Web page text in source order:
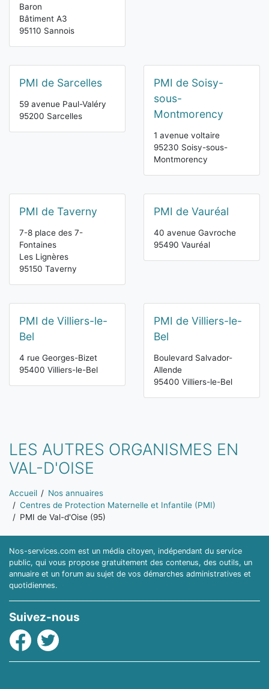
Baron
Bâtiment A3
95110 Sannois
PMI de Sarcelles
59 avenue Paul-Valéry
95200 Sarcelles
PMI de Soisy-
sous-
Montmorency
1 avenue voltaire
95230 Soisy-sous-
Montmorency
PMI de Taverny
7-8 place des 7-
Fontaines
Les Lignères
95150 Taverny
PMI de Vauréal
40 avenue Gavroche
95490 Vauréal
PMI de Villiers-le-
Bel
4 rue Georges-Bizet
95400 Villiers-le-Bel
PMI de Villiers-le-
Bel
Boulevard Salvador-
Allende
95400 Villiers-le-Bel
LES AUTRES ORGANISMES EN
VAL-D'OISE
Vous êtes ici:
Accueil
Nos annuaires
Centres de Protection Maternelle et Infantile (PMI)
PMI de Val-d'Oise (95)
Nos-services.com est un média citoyen, indépendant du service
public, qui vous propose gratuitement des contenus, des outils, un
annuaire et un forum au sujet de vos démarches administratives et
quotidiennes.
Suivez-nous
Facebook
Twitter